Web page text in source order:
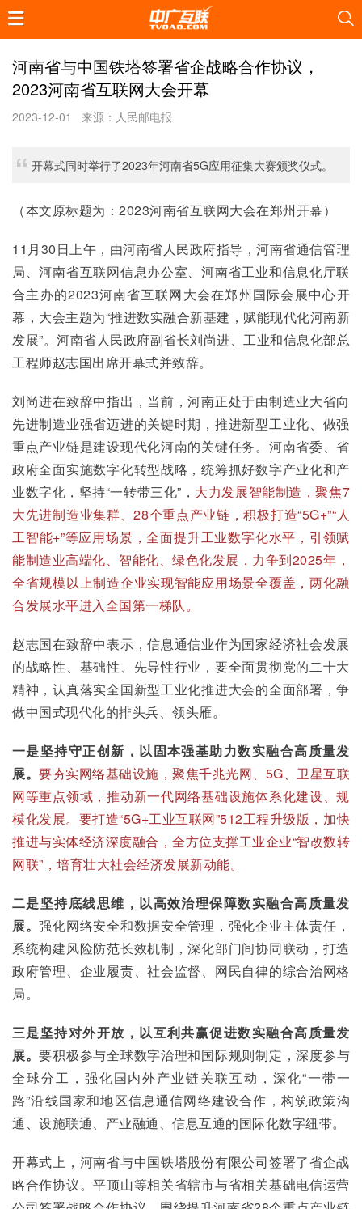
河南省与中国铁塔签署省企战略合作协议，
2023河南省互联网大会开幕
2023-12-01 来源：人民邮电报
开幕式同时举行了2023年河南省5G应用征集大赛颁奖仪式。
（本文原标题为：2023河南省互联网大会在郑州开幕）
11月30日上午，由河南省人民政府指导，河南省通信管理
局、河南省互联网信息办公室、河南省工业和信息化厅联
合主办的2023河南省互联网大会在郑州国际会展中心开
幕，大会主题为“推进数实融合新基建，赋能现代化河南新
发展”。河南省人民政府副省长刘尚进、工业和信息化部总
工程师赵志国出席开幕式并致辞。
刘尚进在致辞中指出，当前，河南正处于由制造业大省向
先进制造业强省迈进的关键时期，推进新型工业化、做强
重点产业链是建设现代化河南的关键任务。河南省委、省
政府全面实施数字化转型战略，统筹抓好数字产业化和产
业数字化，坚持“一转带三化”， 大力发展智能制造，聚焦7
大先进制造业集群、28个重点产业链，积极打造“5G+”“人
工智能+”等应用场景，全面提升工业数字化水平，引领赋
能制造业高端化、智能化、绿色化发展，力争到2025年，
全省规模以上制造企业实现智能应用场景全覆盖，两化融
合发展水平进入全国第一梯队。
赵志国在致辞中表示，信息通信业作为国家经济社会发展
的战略性、基础性、先导性行业，要全面贯彻党的二十大
精神，认真落实全国新型工业化推进大会的全面部署，争
做中国式现代化的排头兵、领头雁。
一是坚持守正创新，以固本强基助力数实融合高质量发
展。 要夯实网络基础设施，聚焦千兆光网、5G、卫星互联
网等重点领域，推动新一代网络基础设施体系化建设、规
模化发展。要打造“5G+工业互联网”512工程升级版，加快
推进与实体经济深度融合，全方位支撑工业企业“智改数转
网联”，培育壮大社会经济发展新动能。
二是坚持底线思维，以高效治理保障数实融合高质量发
展。强化网络安全和数据安全管理，强化企业主体责任，
系统构建风险防范长效机制，深化部门间协同联动，打造
政府管理、企业履责、社会监督、网民自律的综合治网格
局。
三是坚持对外开放，以互利共赢促进数实融合高质量发
展。要积极参与全球数字治理和国际规则制定，深度参与
全球分工，强化国内外产业链关联互动，深化“一带一
路”沿线国家和地区信息通信网络建设合作，构筑政策沟
通、设施联通、产业融通、信息互通的国际化数字纽带。
开幕式上，河南省与中国铁塔股份有限公司签署了省企战
略合作协议。平顶山等相关省辖市与省相关基础电信运营